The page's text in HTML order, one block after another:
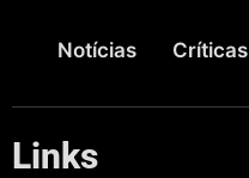
Notícias Críticas
Links